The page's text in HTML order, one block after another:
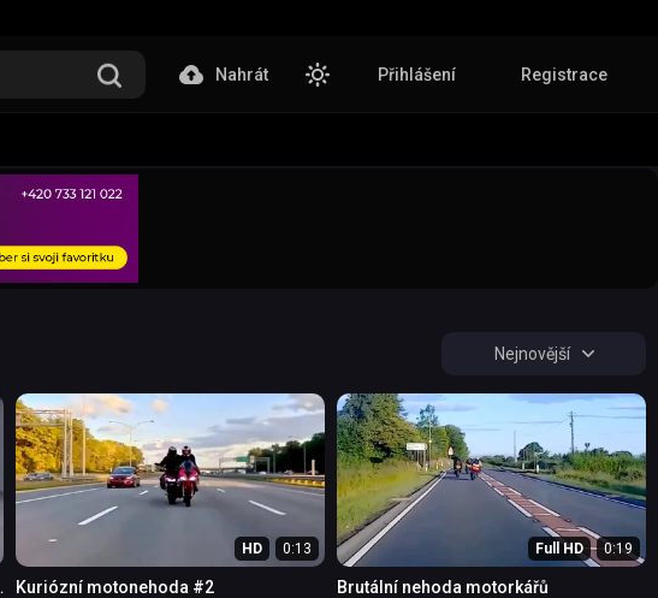
Nahrát Přihlášení Registrace
Nejnovější
HD 0:13
Kuriózní motonehoda #2
Full HD 0:19
Brutální nehoda motorkářů